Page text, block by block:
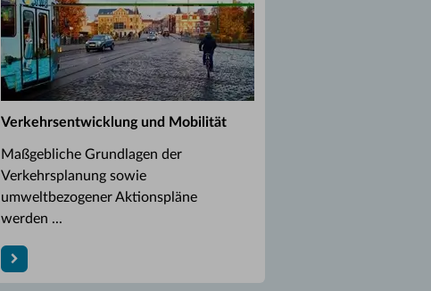
Verkehrsentwicklung und Mobilität
Maßgebliche Grundlagen der
Verkehrsplanung sowie
umweltbezogener Aktionspläne
werden ...